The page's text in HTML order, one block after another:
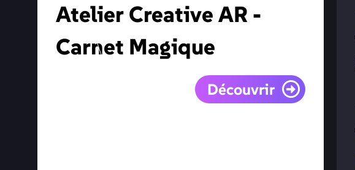
Atelier Creative AR -
Carnet Magique
Découvrir